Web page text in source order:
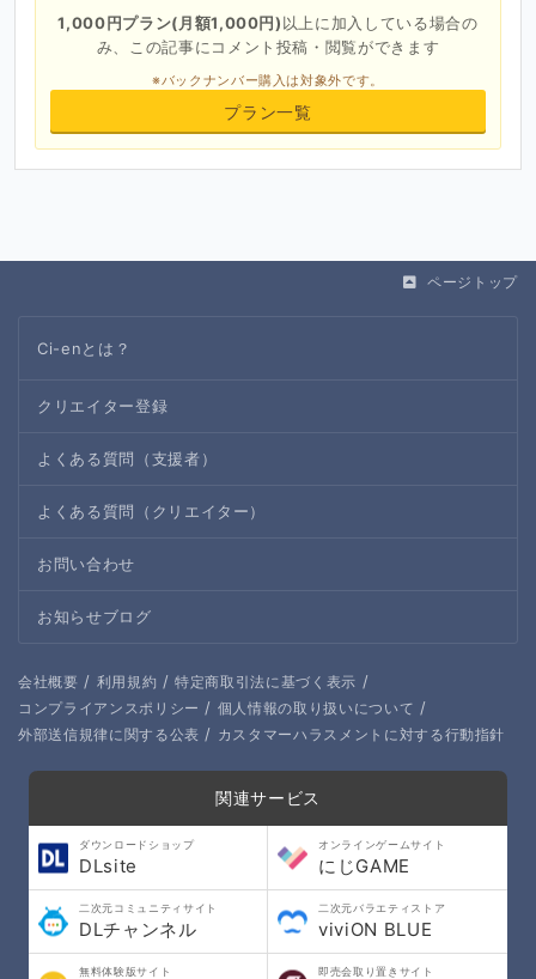
1,000円プラン(月額1,000円)以上に加入している場合の
み、この記事にコメント投稿・閲覧ができます
※バックナンバー購入は対象外です。
プラン一覧
ページトップ
Ci-enとは？
クリエイター登録
よくある質問（支援者）
よくある質問（クリエイター）
お問い合わせ
お知らせブログ
会社概要 / 利用規約 / 特定商取引法に基づく表示 /
コンプライアンスポリシー / 個人情報の取り扱いについて /
外部送信規律に関する公表 / カスタマーハラスメントに対する行動指針
関連サービス
ダウンロードショップ
DLsite
オンラインゲームサイト
にじGAME
二次元コミュニティサイト
DLチャンネル
二次元バラエティストア
viviON BLUE
無料体験版サイト 即売会取り置きサイト